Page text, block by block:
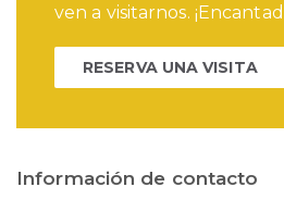
ven a visitarnos.
RESERVA UNA VISITA
Información de contacto